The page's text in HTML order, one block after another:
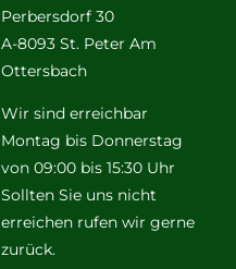
Perbersdorf 30
A-8093 St. Peter Am
Ottersbach
Wir sind erreichbar
Montag bis Donnerstag
von 09:00 bis 15:30 Uhr
Sollten Sie uns nicht
erreichen rufen wir gerne
zurück.